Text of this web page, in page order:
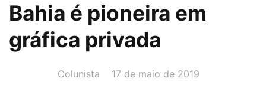
Bahia é pioneira em
gráfica privada
AUTOR(A):
Colunista DATA:
17 de maio de 2019